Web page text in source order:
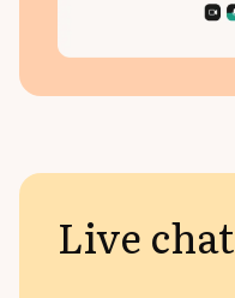
Live chat